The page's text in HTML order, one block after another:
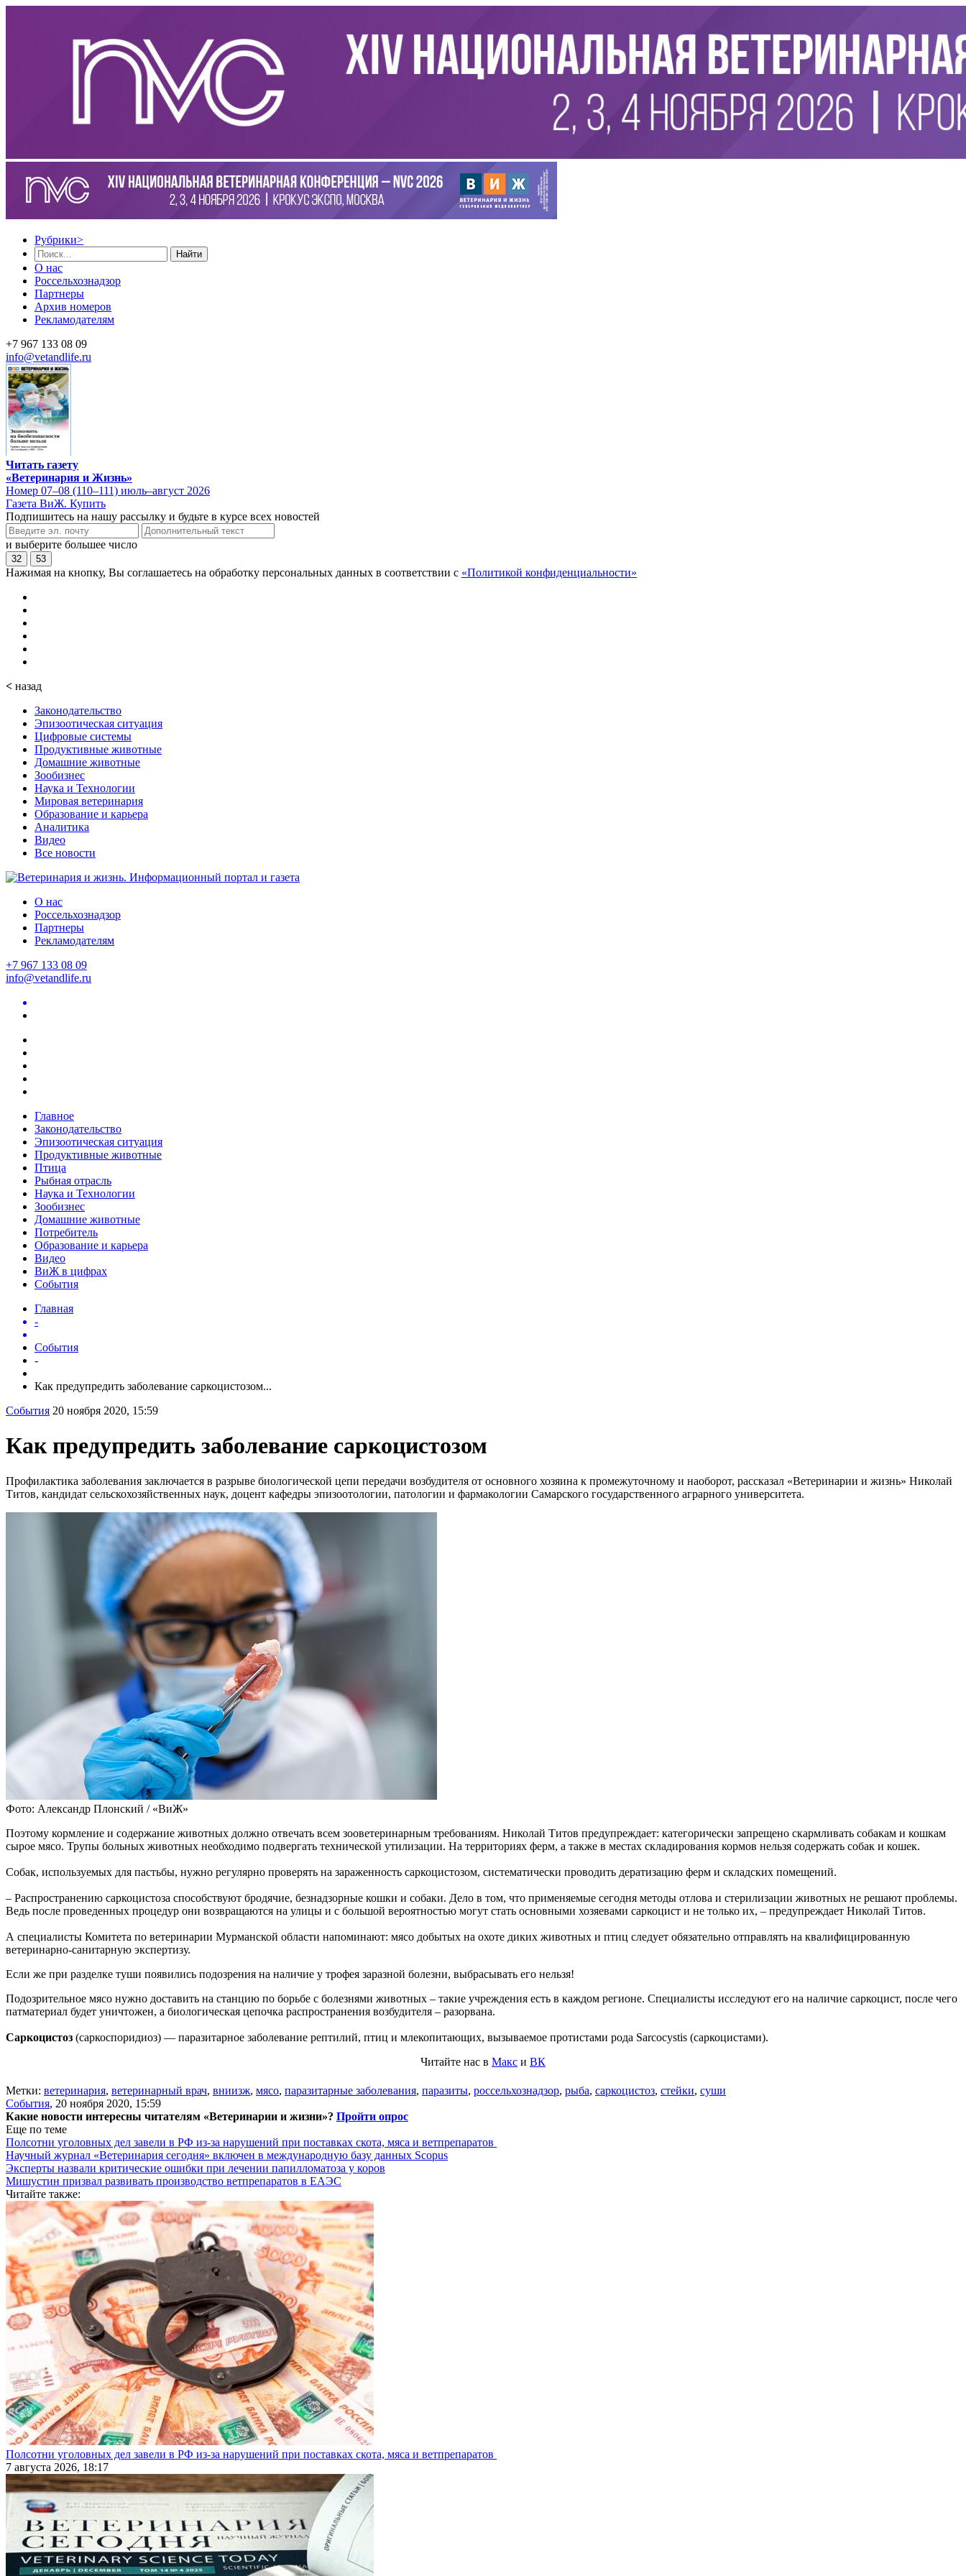
Рубрики>
Найти
О нас
Россельхознадзор
Партнеры
Архив номеров
Рекламодателям
+7 967 133 08 09
info@vetandlife.ru
Читать газету
«Ветеринария и Жизнь»
Номер 07–08 (110–111) июль–август 2026
Газета ВиЖ. Купить
Подпишитесь на нашу рассылку и будьте в курсе всех новостей
и выберите большее число
32 53
Нажимая на кнопку, Вы соглашаетесь на обработку персональных данных в соответствии с «Политикой конфиденциальности»
< назад
Законодательство
Эпизоотическая ситуация
Цифровые системы
Продуктивные животные
Домашние животные
Зообизнес
Наука и Технологии
Мировая ветеринария
Образование и карьера
Аналитика
Видео
Все новости
О нас
Россельхознадзор
Партнеры
Рекламодателям
+7 967 133 08 09
info@vetandlife.ru
Главное
Законодательство
Эпизоотическая ситуация
Продуктивные животные
Птица
Рыбная отрасль
Наука и Технологии
Зообизнес
Домашние животные
Потребитель
Образование и карьера
Видео
ВиЖ в цифрах
События
Главная
-
События
-
Как предупредить заболевание саркоцистозом...
События 20 ноября 2020, 15:59
Как предупредить заболевание саркоцистозом
Профилактика заболевания заключается в разрыве биологической цепи передачи возбудителя от основного хозяина к промежуточному и наоборот, рассказал «Ветеринарии и жизнь» Николай
Титов, кандидат сельскохозяйственных наук, доцент кафедры эпизоотологии, патологии и фармакологии Самарского государственного аграрного университета.
Фото: Александр Плонский / «ВиЖ»
Поэтому кормление и содержание животных должно отвечать всем зооветеринарным требованиям. Николай Титов предупреждает: категорически запрещено скармливать собакам и кошкам
сырое мясо. Трупы больных животных необходимо подвергать технической утилизации. На территориях ферм, а также в местах складирования кормов нельзя содержать собак и кошек.
Собак, используемых для пастьбы, нужно регулярно проверять на зараженность саркоцистозом, систематически проводить дератизацию ферм и складских помещений.
– Распространению саркоцистоза способствуют бродячие, безнадзорные кошки и собаки. Дело в том, что применяемые сегодня методы отлова и стерилизации животных не решают проблемы.
Ведь после проведенных процедур они возвращаются на улицы и с большой вероятностью могут стать основными хозяевами саркоцист и не только их, – предупреждает Николай Титов.
А специалисты Комитета по ветеринарии Мурманской области напоминают: мясо добытых на охоте диких животных и птиц следует обязательно отправлять на квалифицированную
ветеринарно-санитарную экспертизу.
Если же при разделке туши появились подозрения на наличие у трофея заразной болезни, выбрасывать его нельзя!
Подозрительное мясо нужно доставить на станцию по борьбе с болезнями животных – такие учреждения есть в каждом регионе. Специалисты исследуют его на наличие саркоцист, после чего
патматериал будет уничтожен, а биологическая цепочка распространения возбудителя – разорвана.
Саркоцистоз (саркоспоридиоз) — паразитарное заболевание рептилий, птиц и млекопитающих, вызываемое протистами рода Sarcocystis (саркоцистами).
Читайте нас в Макс и ВК
Метки: ветеринария, ветеринарный врач, вниизж, мясо, паразитарные заболевания, паразиты, россельхознадзор, рыба, саркоцистоз, стейки, суши
События, 20 ноября 2020, 15:59
Какие новости интересны читателям «Ветеринарии и жизни»? Пройти опрос
Еще по теме
Полсотни уголовных дел завели в РФ из-за нарушений при поставках скота, мяса и ветпрепаратов
Научный журнал «Ветеринария сегодня» включен в международную базу данных Scopus
Эксперты назвали критические ошибки при лечении папилломатоза у коров
Мишустин призвал развивать производство ветпрепаратов в ЕАЭС
Читайте также:
Полсотни уголовных дел завели в РФ из-за нарушений при поставках скота, мяса и ветпрепаратов
7 августа 2026, 18:17